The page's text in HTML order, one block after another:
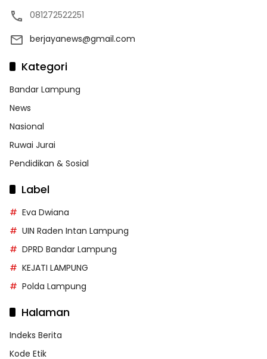
081272522251
berjayanews@gmail.com
Kategori
Bandar Lampung
News
Nasional
Ruwai Jurai
Pendidikan & Sosial
Label
Eva Dwiana
UIN Raden Intan Lampung
DPRD Bandar Lampung
KEJATI LAMPUNG
Polda Lampung
Halaman
Indeks Berita
Kode Etik